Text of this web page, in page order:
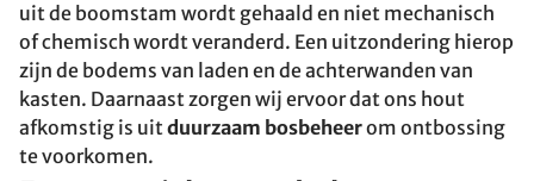
uit de boomstam wordt gehaald en niet mechanisch
of chemisch wordt veranderd. Een uitzondering hierop
zijn de bodems van laden en de achterwanden van
kasten. Daarnaast zorgen wij ervoor dat ons hout
afkomstig is uitduurzaam bosbeheerom ontbossing
te voorkomen.